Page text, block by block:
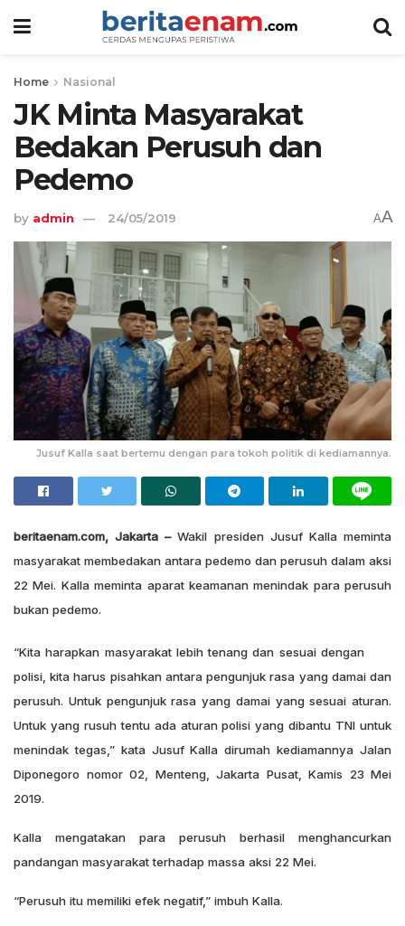
Home Nasional
JK Minta Masyarakat
Bedakan Perusuh dan
Pedemo
by admin 24/05/2019 AA
Jusuf Kalla saat bertemu dengan para tokoh politik di kediamannya.
beritaenam.com, Jakarta –Wakil presiden Jusuf Kalla meminta
masyarakat membedakan antara pedemo dan perusuh dalam aksi
22 Mei. Kalla meminta aparat keamanan menindak para perusuh
bukan pedemo.
“Kita harapkan masyarakat lebih tenang dan sesuai dengan
polisi, kita harus pisahkan antara pengunjuk rasa yang damai dan
perusuh. Untuk pengunjuk rasa yang damai yang sesuai aturan.
Untuk yang rusuh tentu ada aturan polisi yang dibantu TNI untuk
menindak tegas,” kata Jusuf Kalla dirumah kediamannya Jalan
Diponegoro nomor 02, Menteng, Jakarta Pusat, Kamis 23 Mei
2019.
Kalla mengatakan para perusuh berhasil menghancurkan
pandangan masyarakat terhadap massa aksi 22 Mei.
“Perusuh itu memiliki efek negatif,” imbuh Kalla.